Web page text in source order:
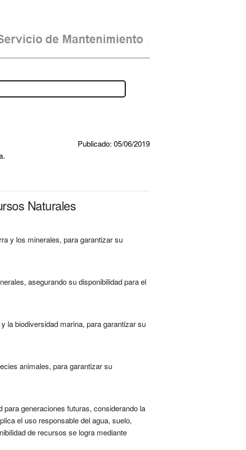
Publicado: 05/06/2019
Naturales
y los minerales, para garantizar su
asegurando su disponibilidad para el
la biodiversidad marina, para garantizar su
animales, para garantizar su
generaciones futuras, considerando la
el uso responsable del agua, suelo,
de recursos se logra mediante